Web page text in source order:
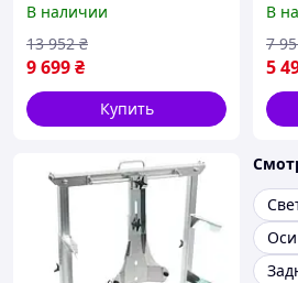
Cross 600х370х750 5005
865 / 5 000 20609
В наличии
9 699₴
13 952 ₴
Купить
В
5
7